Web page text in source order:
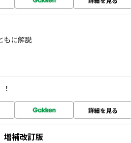
もに解説
詳細を見る
補改訂版